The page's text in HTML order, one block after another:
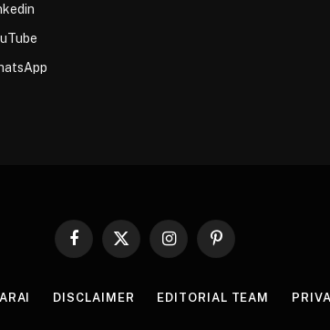
Facebook
X
InstagramPinterest
DISCLAIMER EDITORIAL TEAM